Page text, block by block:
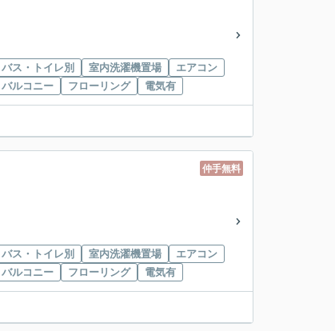
バス・トイレ別
室内洗濯機置場
エアコン
バルコニー
フローリング 電気有
仲手無料
バス・トイレ別 室内洗濯機置場
エアコン
バルコニー
フローリング 電気有